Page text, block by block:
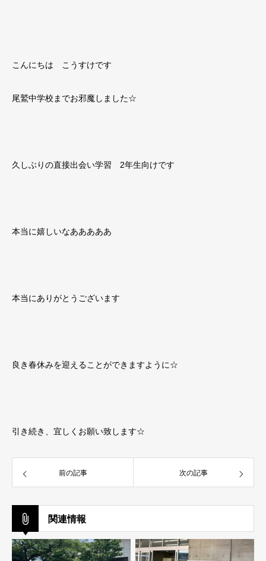
こんにちは こうすけです
尾鷲中学校までお邪魔しました☆
久しぶりの直接出会い学習 2年生向けです
本当に嬉しいなあああああ
本当にありがとうございます
良き春休みを迎えることができますように☆
引き続き、宜しくお願い致します☆
前の記事 次の記事
関連情報